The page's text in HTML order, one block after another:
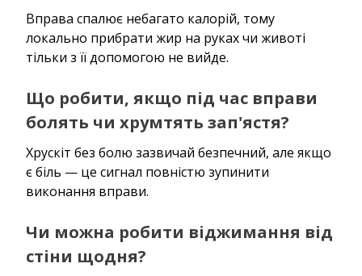
Вправа спалює небагато калорій, тому
локально прибрати жир на руках чи животі
тільки з її допомогою не вийде.
Що робити, якщо під час вправи
болять чи хрумтять зап'ястя?
Хрускіт без болю зазвичай безпечний, але якщо
є біль — це сигнал повністю зупинити
виконання вправи.
Чи можна робити віджимання від
стіни щодня?